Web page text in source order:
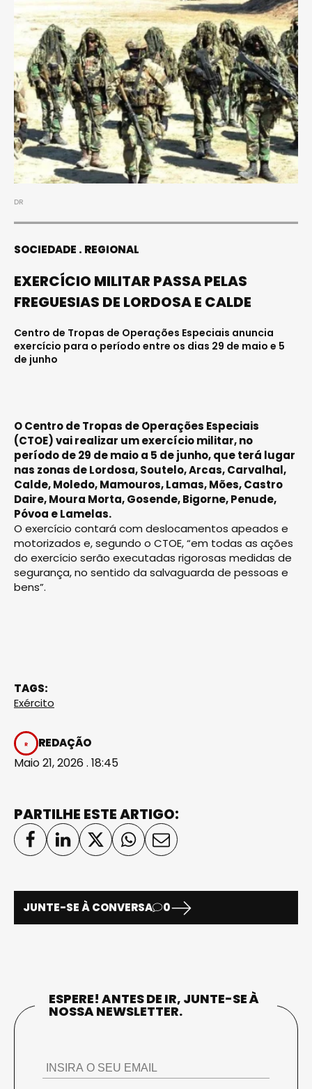
DR
SOCIEDADE REGIONAL
EXERCÍCIO MILITAR PASSA PELAS
FREGUESIAS DE LORDOSA E CALDE
Centro de Tropas de Operações Especiais anuncia
exercício para o período entre os dias 29 de maio e 5
de junho
O Centro de Tropas de Operações Especiais
(CTOE) vai realizar um exercício militar, no
período de 29 de maio a 5 de junho, que terá lugar
nas zonas de Lordosa, Soutelo, Arcas, Carvalhal,
Calde, Moledo, Mamouros, Lamas, Mões, Castro
Daire, Moura Morta, Gosende, Bigorne, Penude,
Póvoa e Lamelas.
O exercício contará com deslocamentos apeados e
motorizados e, segundo o CTOE, “em todas as ações
do exercício serão executadas rigorosas medidas de
segurança, no sentido da salvaguarda de pessoas e
bens”.
TAGS:
Exército
REDAÇÃO
Maio 21, 2026 . 18:45
PARTILHE ESTE ARTIGO:
JUNTE-SE À CONVERSA 0
ESPERE! ANTES DE IR, JUNTE-SE À
NOSSA NEWSLETTER.